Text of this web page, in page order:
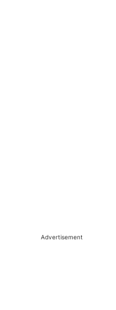
Advertisement